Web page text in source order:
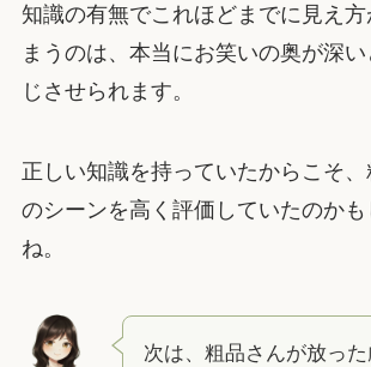
知識の有無でこれほどまでに見え方
まうのは、本当にお笑いの奥が深
じさせられます。
正しい知識を持っていたからこそ
のシーンを高く評価していたのか
ね。
次は、粗品さんが放っ